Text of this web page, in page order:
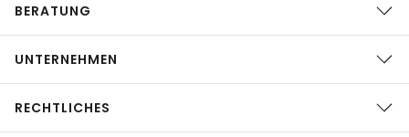
BERATUNG
UNTERNEHMEN
RECHTLICHES